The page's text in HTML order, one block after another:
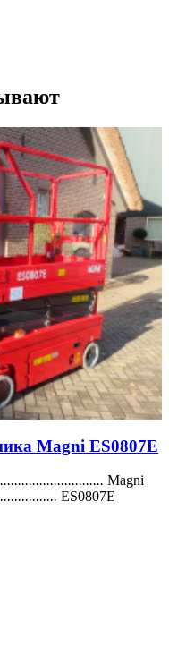
Magni ES0807E
Magni
ES0807E